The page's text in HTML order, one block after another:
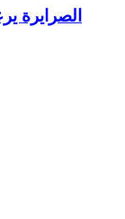
الصرايرة